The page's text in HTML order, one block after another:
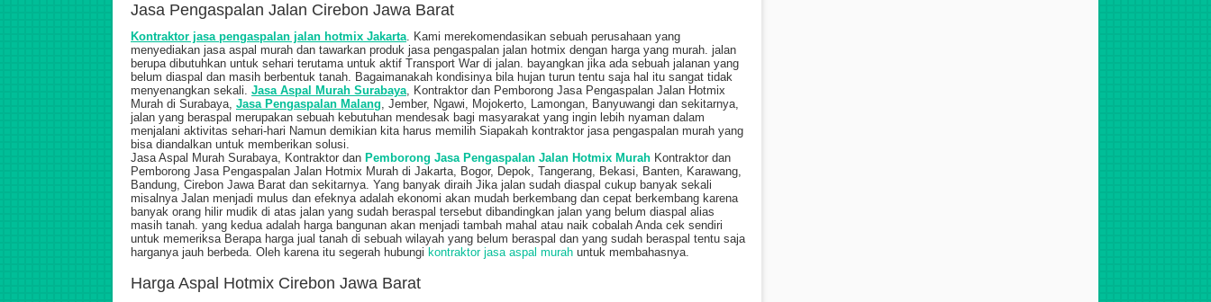
Jasa Pengaspalan Jalan Cirebon Jawa Barat
Kontraktor jasa pengaspalan jalan hotmix Jakarta. Kami merekomendasikan sebuah perusahaan yang
menyediakan jasa aspal murah dan tawarkan produk jasa pengaspalan jalan hotmix dengan harga yang murah. jalan
berupa dibutuhkan untuk sehari terutama untuk aktif Transport War di jalan. bayangkan jika ada sebuah jalanan yang
belum diaspal dan masih berbentuk tanah. Bagaimanakah kondisinya bila hujan turun tentu saja hal itu sangat tidak
menyenangkan sekali. Jasa Aspal Murah Surabaya, Kontraktor dan Pemborong Jasa Pengaspalan Jalan Hotmix
Murah di Surabaya, Jasa Pengaspalan Malang, Jember, Ngawi, Mojokerto, Lamongan, Banyuwangi dan sekitarnya,
jalan yang beraspal merupakan sebuah kebutuhan mendesak bagi masyarakat yang ingin lebih nyaman dalam
menjalani aktivitas sehari-hari Namun demikian kita harus memilih Siapakah kontraktor jasa pengaspalan murah yang
bisa diandalkan untuk memberikan solusi.
Jasa Aspal Murah Surabaya, Kontraktor dan Pemborong Jasa Pengaspalan Jalan Hotmix Murah Kontraktor dan
Pemborong Jasa Pengaspalan Jalan Hotmix Murah di Jakarta, Bogor, Depok, Tangerang, Bekasi, Banten, Karawang,
Bandung, Cirebon Jawa Barat dan sekitarnya. Yang banyak diraih Jika jalan sudah diaspal cukup banyak sekali
misalnya Jalan menjadi mulus dan efeknya adalah ekonomi akan mudah berkembang dan cepat berkembang karena
banyak orang hilir mudik di atas jalan yang sudah beraspal tersebut dibandingkan jalan yang belum diaspal alias
masih tanah. yang kedua adalah harga bangunan akan menjadi tambah mahal atau naik cobalah Anda cek sendiri
untuk memeriksa Berapa harga jual tanah di sebuah wilayah yang belum beraspal dan yang sudah beraspal tentu saja
harganya jauh berbeda. Oleh karena itu segerah hubungi kontraktor jasa aspal murah untuk membahasnya.
Harga Aspal Hotmix Cirebon Jawa Barat